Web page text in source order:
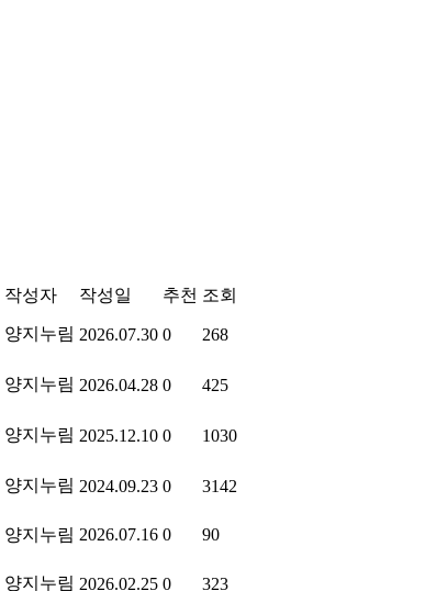
작성자 작성일 추천 조회
양지누림 2026.07.30 0 268
양지누림 2026.04.28 0 425
양지누림 2025.12.10 0 1030
양지누림 2024.09.23 0 3142
양지누림 2026.07.16 0 90
양지누림 2026.02.25 0 323